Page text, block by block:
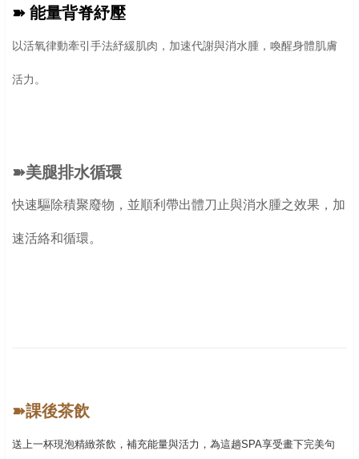
➽ 能量背脊紓壓
以活氧律動牽引手法紓緩肌肉，加速代謝與消水腫，喚醒身體肌膚
活力。
➽美腿排水循環
快速驅除積聚廢物，並順利帶出體刀止與消水腫之效果，加
速活絡和循環。
➽課後茶飲
送上一杯現泡精緻茶飲，補充能量與活力，為這趟SPA享受畫下完美句